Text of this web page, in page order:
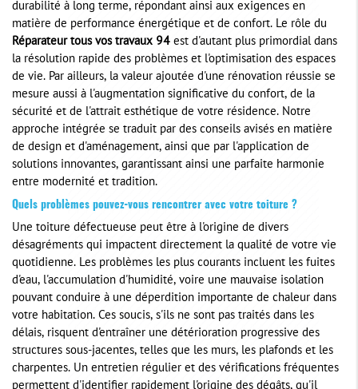
durabilité à long terme, répondant ainsi aux exigences en
matière de performance énergétique et de confort. Le rôle du
Réparateur tous vos travaux 94 est d'autant plus primordial dans
la résolution rapide des problèmes et l'optimisation des espaces
de vie. Par ailleurs, la valeur ajoutée d'une rénovation réussie se
mesure aussi à l'augmentation significative du confort, de la
sécurité et de l'attrait esthétique de votre résidence. Notre
approche intégrée se traduit par des conseils avisés en matière
de design et d'aménagement, ainsi que par l'application de
solutions innovantes, garantissant ainsi une parfaite harmonie
entre modernité et tradition.
Quels problèmes pouvez-vous rencontrer avec votre toiture ?
Une toiture défectueuse peut être à l'origine de divers
désagréments qui impactent directement la qualité de votre vie
quotidienne. Les problèmes les plus courants incluent les fuites
d'eau, l'accumulation d'humidité, voire une mauvaise isolation
pouvant conduire à une déperdition importante de chaleur dans
votre habitation. Ces soucis, s'ils ne sont pas traités dans les
délais, risquent d'entraîner une détérioration progressive des
structures sous-jacentes, telles que les murs, les plafonds et les
charpentes. Un entretien régulier et des vérifications fréquentes
permettent d'identifier rapidement l'origine des dégâts, qu'il